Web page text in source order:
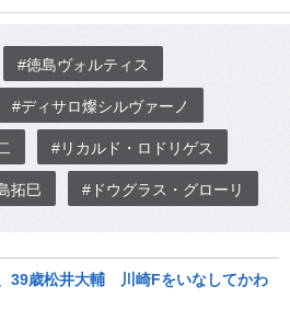
#徳島ヴォルティス
#ディサロ燦シルヴァーノ
#リカルド・ロドリゲス
拓巳 #ドウグラス・グローリ
39歳松井大輔 川崎Fをいなしてかわ